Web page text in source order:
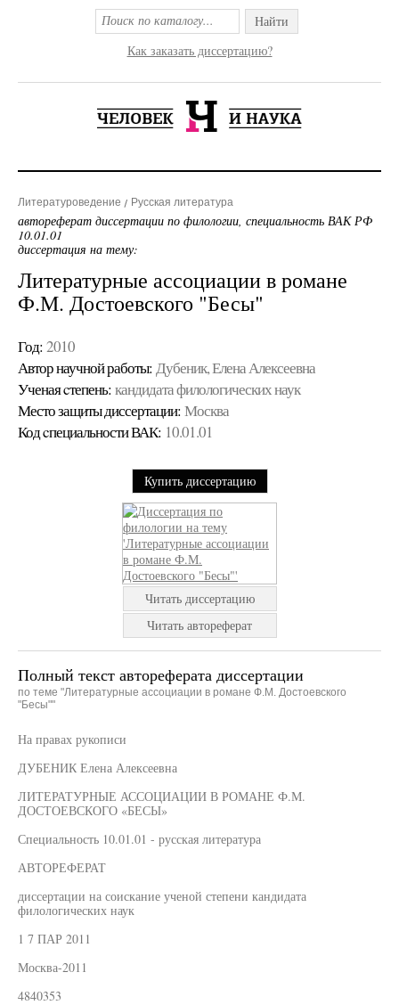
Найти
Как заказать диссертацию?
Литературоведение Русская литература
автореферат диссертации по филологии, специальность ВАК РФ
10.01.01
диссертация на тему:
Литературные ассоциации в романе
Ф.М. Достоевского "Бесы"
Год: 2010
Автор научной работы: Дубеник, Елена Алексеевна
Ученая cтепень: кандидата филологических наук
Место защиты диссертации: Москва
Код cпециальности ВАК: 10.01.01
Купить диссертацию
Читать диссертацию
Читать автореферат
Полный текст автореферата диссертации
по теме "Литературные ассоциации в романе Ф.М. Достоевского
"Бесы""
На правах рукописи
ДУБЕНИК Елена Алексеевна
ЛИТЕРАТУРНЫЕ АССОЦИАЦИИ В РОМАНЕ Ф.М.
ДОСТОЕВСКОГО «БЕСЫ»
Специальность 10.01.01 - русская литература
АВТОРЕФЕРАТ
диссертации на соискание ученой степени кандидата
филологических наук
1 7 ПАР 2011
Москва-2011
4840353